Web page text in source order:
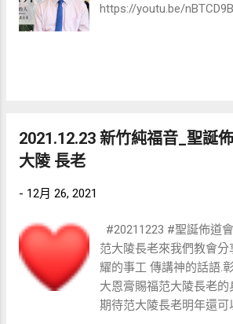
https://youtu.be/
2021.12.23 新竹純福音_聖誕
大陵 長老
- 12月 26, 2021
#20211223 #聖誕佈道
范大陵長老來我們教會
耀的事工 傳講神的話語.
大恩膏賜福范大陵長老
期待范大陵長老明年還可